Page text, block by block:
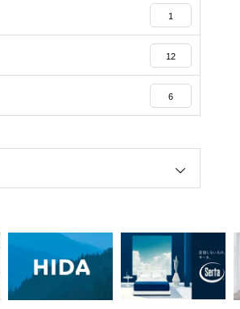
1
12
6